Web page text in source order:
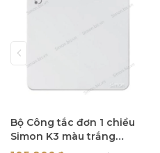
Bộ Công tắc đơn 1 chiều
Simon K3 màu trắng
chuẩn đế vuông 571011